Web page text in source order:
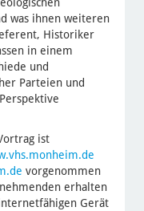
was ihnen weiteren
Historiker
in einem
und
Parteien und
ist
vorgenommen
erhalten
Gerät